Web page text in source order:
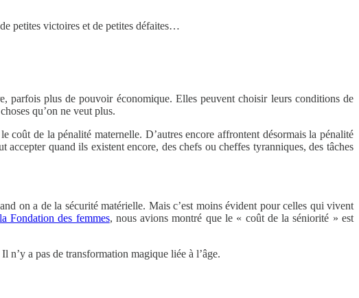
petites victoires et de petites défaites…
parfois plus de pouvoir économique. Elles peuvent choisir leurs conditions de
qu’on ne veut plus.
coût de la pénalité maternelle. D’autres encore affrontent désormais la pénalité
quand ils existent encore, des chefs ou cheffes tyranniques, des tâches
on a de la sécurité matérielle. Mais c’est moins évident pour celles qui vivent
Fondation des femmes, nous avions montré que le « coût de la séniorité » est
n’y a pas de transformation magique liée à l’âge.